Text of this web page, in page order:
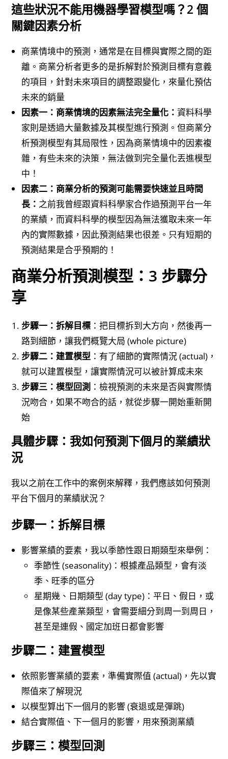
這些狀況不能用機器學習模型嗎？2 個
關鍵因素分析
商業情境中的預測，通常是在目標與實際之間的距
離。商業分析者更多的是拆解對於預測目標有意義
的項目，針對未來項目的調整跟變化，來量化預估
未來的銷量
因素一：商業情境的因素無法完全量化：資料科學
家則是透過大量數據及其模型進行預測。但商業分
析預測模型有其局限性，因為商業情境中的因素複
雜，有些未來的決策，無法做到完全量化丟進模型
中！
因素二：商業分析的預測可能需要快速並且時間
長： 之前我曾經跟資料科學家合作過預測平台一年
的業績，而資料科學的模型因為無法獲取未來一年
內的實際數據，因此預測結果也很差。只有短期的
預測結果是合乎預期的！
商業分析預測模型：3 步驟分
享
步驟一：拆解目標 ：把目標拆到大方向，然後再一
路到細節，讓我們概覽大局 (whole picture)
步驟二：建置模型 ：有了細節的實際情況 (actual)，
就可以建置模型，讓實際情況可以被計算成未來
步驟三：模型回測 ：檢視預測的未來是否與實際情
況吻合，如果不吻合的話，就從步驟一開始重新開
始
具體步驟：我如何預測下個月的業績狀
況
我以之前在工作中的案例來解釋，我們應該如何預測
平台下個月的業績狀況？
步驟一：拆解目標
影響業績的要素，我以季節性跟日期類型來舉例：
季節性 (seasonality)：根據產品類型，會有淡
季、旺季的區分
星期幾、日期類型 (day type)：平日、假日，或
是像某些產業類型，會需要細分到周一到周日，
甚至是連假、國定加班日都會影響
步驟二：建置模型
依照影響業績的要素，準備實際值 (actual)，先以實
際值來了解現況
以模型算出下一個月的影響 (衰退或是彈跳)
結合實際值、下一個月的影響，用來預測業績
步驟三：模型回測